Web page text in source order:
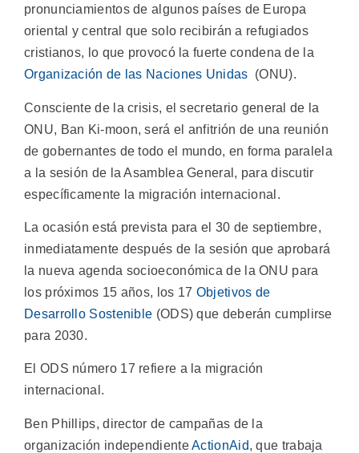
pronunciamientos de algunos países de Europa
oriental y central que solo recibirán a refugiados
cristianos, lo que provocó la fuerte condena de la
Organización de las Naciones Unidas (ONU).
Consciente de la crisis, el secretario general de la
ONU, Ban Ki-moon, será el anfitrión de una reunión
de gobernantes de todo el mundo, en forma paralela
a la sesión de la Asamblea General, para discutir
específicamente la migración internacional.
La ocasión está prevista para el 30 de septiembre,
inmediatamente después de la sesión que aprobará
la nueva agenda socioeconómica de la ONU para
los próximos 15 años, los 17 Objetivos de
Desarrollo Sostenible (ODS) que deberán cumplirse
para 2030.
El ODS número 17 refiere a la migración
internacional.
Ben Phillips, director de campañas de la
organización independienteActionAid, que trabaja